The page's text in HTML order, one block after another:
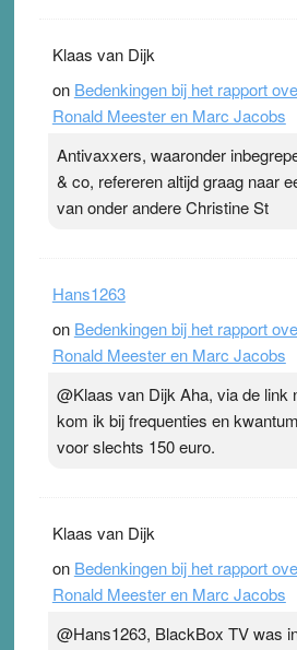
Klaas van Dijk
on Bedenkingen bij het rapport
Ronald Meester en Marc Jacobs
Antivaxxers, waaronder
& co, refereren altijd graag naar
van onder andere Christine St
Hans1263
on Bedenkingen bij het rapport
Ronald Meester en Marc Jacobs
@Klaas van Dijk Aha, via de link
kom ik bij frequenties en
voor slechts 150 euro.
Klaas van Dijk
on Bedenkingen bij het rapport
Ronald Meester en Marc Jacobs
@Hans1263, BlackBox TV was